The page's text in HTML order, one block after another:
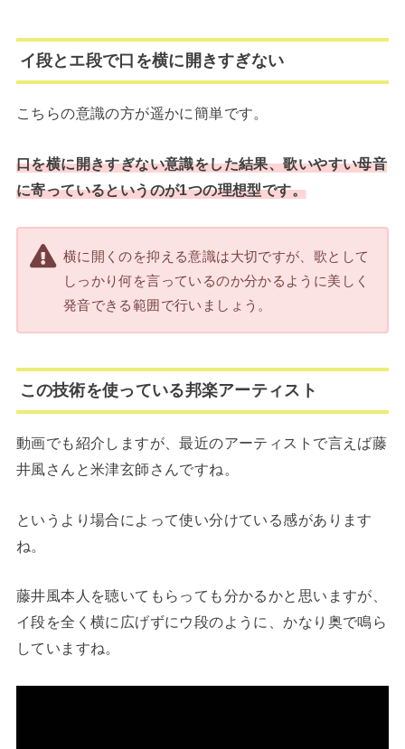
イ段とエ段で口を横に開きすぎない
こちらの意識の方が遥かに簡単です。
口を横に開きすぎない意識をした結果、歌いやすい母音
に寄っているというのが1つの理想型です。
横に開くのを抑える意識は大切ですが、歌として
しっかり何を言っているのか分かるように美しく
発音できる範囲で行いましょう。
この技術を使っている邦楽アーティスト
動画でも紹介しますが、最近のアーティストで言えば藤
井風さんと米津玄師さんですね。
というより場合によって使い分けている感があります
ね。
藤井風本人を聴いてもらっても分かるかと思いますが、
イ段を全く横に広げずにウ段のように、かなり奥で鳴ら
していますね。